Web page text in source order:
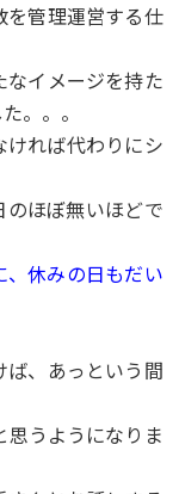
を管理運営する仕
なイメージを持た
。。。
れば代わりにシ
ほぼ無いほどで
休みの日もだい
ば、あっという間
思うようになりま